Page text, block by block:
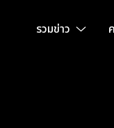
รวมข่าว